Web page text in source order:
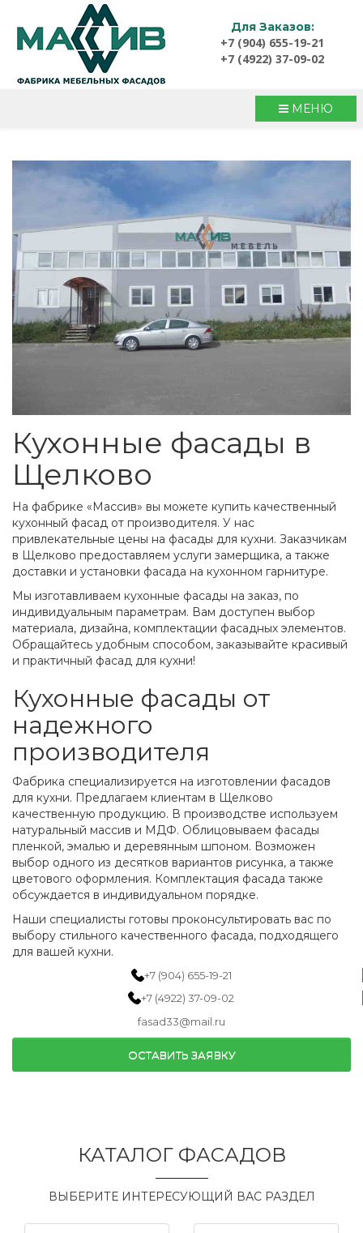
Для Заказов:
+7 (904) 655-19-21
+7 (4922) 37-09-02
МЕНЮ
Кухонные фасады в
Щелково
На фабрике «Массив» вы можете купить качественный
кухонный фасад от производителя. У нас
привлекательные цены на фасады для кухни. Заказчикам
в Щелково предоставляем услуги замерщика, а также
доставки и установки фасада на кухонном гарнитуре.
Мы изготавливаем кухонные фасады на заказ, по
индивидуальным параметрам. Вам доступен выбор
материала, дизайна, комплектации фасадных элементов.
Обращайтесь удобным способом, заказывайте красивый
и практичный фасад для кухни!
Кухонные фасады от
надежного
производителя
Фабрика специализируется на изготовлении фасадов
для кухни. Предлагаем клиентам в Щелково
качественную продукцию. В производстве используем
натуральный массив и МДФ. Облицовываем фасады
пленкой, эмалью и деревянным шпоном. Возможен
выбор одного из десятков вариантов рисунка, а также
цветового оформления. Комплектация фасада также
обсуждается в индивидуальном порядке.
Наши специалисты готовы проконсультировать вас по
выбору стильного качественного фасада, подходящего
для вашей кухни.
+7 (904) 655-19-21
+7 (4922) 37-09-02
fasad33@mail.ru
ОСТАВИТЬ ЗАЯВКУ
КАТАЛОГ ФАСАДОВ
ВЫБЕРИТЕ ИНТЕРЕСУЮЩИЙ ВАС РАЗДЕЛ